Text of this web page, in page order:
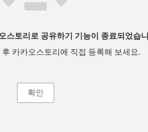
스토리로 공유하기 기능이 종료되었습
카카오스토리에 직접 등록해 보세요.
확인